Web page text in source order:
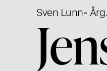
Sven Lunn-